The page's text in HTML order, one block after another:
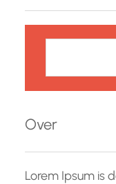
k
n
Over
Lorem Ipsum is